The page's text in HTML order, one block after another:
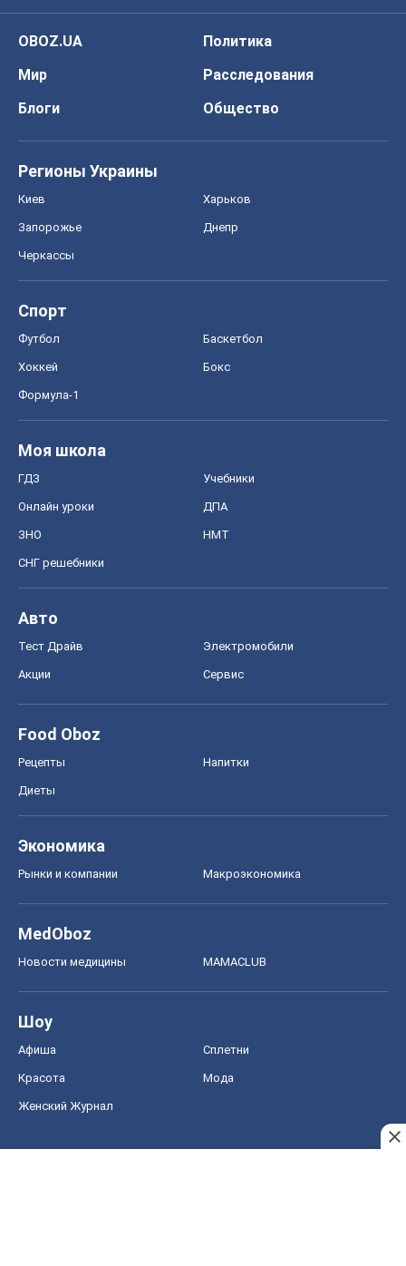
OBOZ.UA
Политика
Мир
Расследования
Блоги
Общество
Регионы Украины
Киев Харьков
Запорожье Днепр
Черкассы
Спорт
Футбол Баскетбол
Хоккей Бокс
Формула-1
Моя школа
ГДЗ Учебники
Онлайн уроки ДПА
ЗНО НМТ
СНГ решебники
Авто
Тест Драйв Электромобили
Акции Сервис
Food Oboz
Рецепты Напитки
Диеты
Экономика
Рынки и компании Mакроэкономика
MedOboz
Новости медицины MAMACLUB
Шоу
Афиша Сплетни
Красота Мода
Женский Журнал